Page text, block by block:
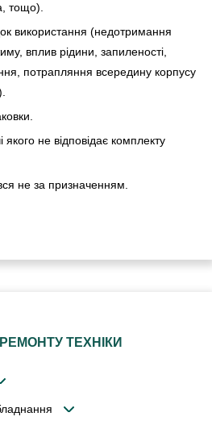
тощо).
використання (недотримання
вплив рідини, запиленості,
потрапляння всередину корпусу
якого не відповідає комплекту
не за призначенням.
ТЕХНІКИ